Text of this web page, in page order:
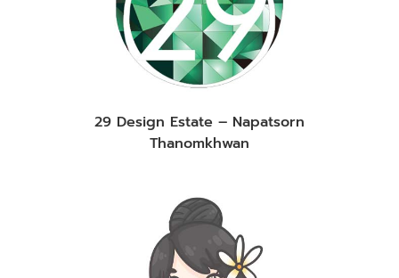
29 Design Estate – Napatsorn
Thanomkhwan